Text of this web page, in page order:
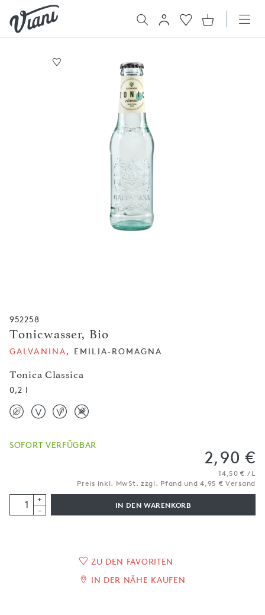
952258
Tonicwasser, Bio
Tonica Classica
GALVANINA, EMILIA-ROMAGNA
0,2 l
SOFORT VERFÜGBAR
2,90 €
14,50 € / L
Preis inkl. MwSt. zzgl. Pfand und 4,95 € Versand
+
-
IN DEN WARENKORB
ZU DEN FAVORITEN
IN DER NÄHE KAUFEN